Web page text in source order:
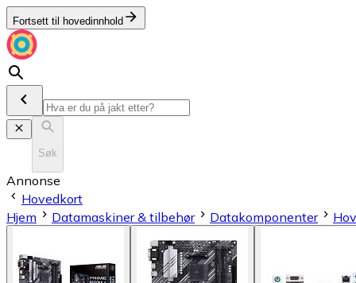
Fortsett til hovedinnhold
Søk
Annonse
Hovedkort
Hjem
Datamaskiner & tilbehør Datakomponenter